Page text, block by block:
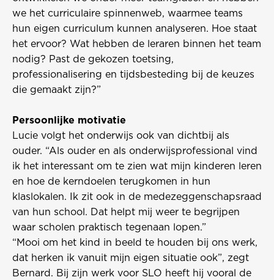
we het curriculaire spinnenweb, waarmee teams
hun eigen curriculum kunnen analyseren. Hoe staat
het ervoor? Wat hebben de leraren binnen het team
nodig? Past de gekozen toetsing,
professionalisering en tijdsbesteding bij de keuzes
die gemaakt zijn?”
Persoonlijke motivatie
Lucie volgt het onderwijs ook van dichtbij als
ouder. “Als ouder en als onderwijsprofessional vind
ik het interessant om te zien wat mijn kinderen leren
en hoe de kerndoelen terugkomen in hun
klaslokalen. Ik zit ook in de medezeggenschapsraad
van hun school. Dat helpt mij weer te begrijpen
waar scholen praktisch tegenaan lopen.”
“Mooi om het kind in beeld te houden bij ons werk,
dat herken ik vanuit mijn eigen situatie ook”, zegt
Bernard. Bij zijn werk voor SLO heeft hij vooral de